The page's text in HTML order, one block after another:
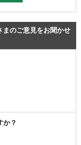
まのご意見をお聞かせ
か？